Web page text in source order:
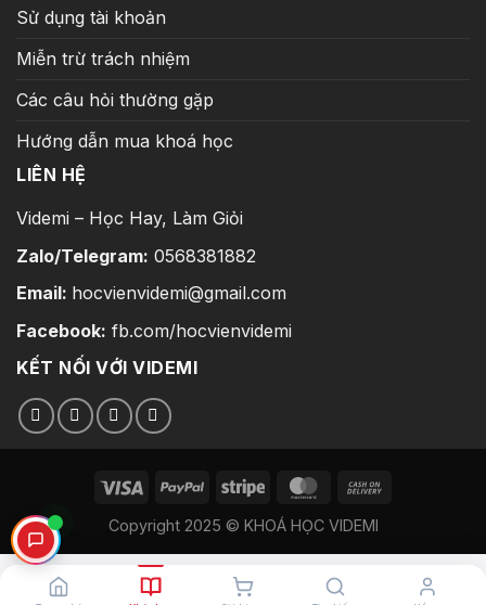
Sử dụng tài khoản
Miễn trừ trách nhiệm
Các câu hỏi thường gặp
Hướng dẫn mua khoá học
LIÊN HỆ
Videmi – Học Hay, Làm Giỏi
Zalo/Telegram: 0568381882
Email: hocvienvidemi@gmail.com
Facebook: fb.com/hocvienvidemi
KẾT NỐI VỚI VIDEMI
Copyright 2025 © KHOÁ HỌC VIDEMI